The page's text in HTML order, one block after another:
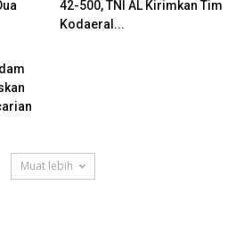
42-500, TNI AL Kirimkan Tim
Kodaeral...
Muat lebih